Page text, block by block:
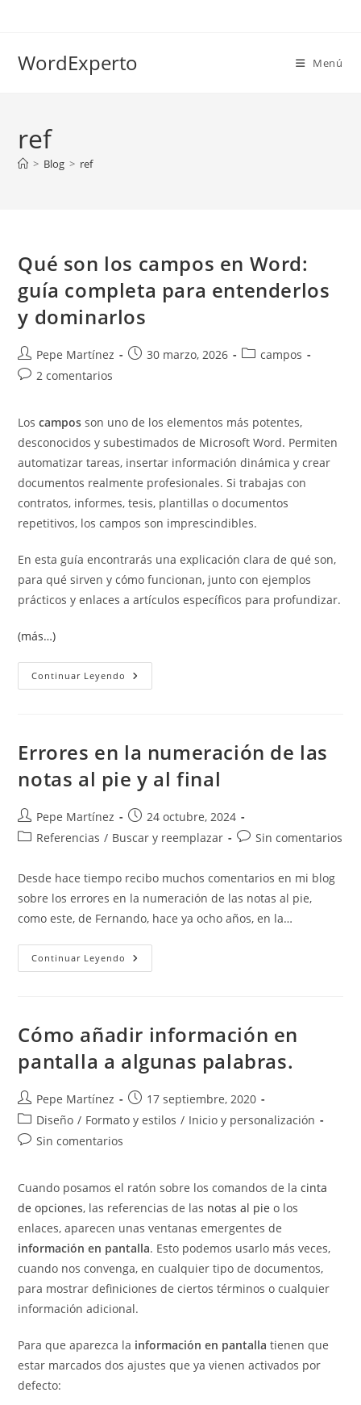
WordExperto Menú
ref
> Blog > ref
Qué son los campos en Word:
guía completa para entenderlos
y dominarlos
Autor
de
Pepe Martínez
Publicación
30 marzo, 2026
Categoría
campos
Comentarios
entrada:
2 comentarios
Loscampos son uno de los elementos más potentes,
desconocidos y subestimados de Microsoft Word. Permiten
automatizar tareas, insertar información dinámica y crear
documentos realmente profesionales. Si trabajas con
contratos, informes, tesis, plantillas o documentos
repetitivos, los campos son imprescindibles.
En esta guía encontrarás una explicación clara de qué son,
para qué sirven y cómo funcionan, junto con ejemplos
prácticos y enlaces a artículos específicos para profundizar.
(más…)
Continuar Leyendo Qué
Son
Guía
Completa
Entenderlos
Y
Errores en la numeración de las
notas al pie y al final
Autor
de
Pepe Martínez
Publicación
de
24 octubre, 2024
Categoría
la
entrada:
Referencias / Buscar y reemplazar
Comentarios
la
entrada:
Sin comentarios
Desde hace tiempo recibo muchos comentarios en mi blog
sobre los errores en la numeración de las notas al pie,
como este, de Fernando, hace ya ocho años, en la…
Continuar Leyendo Errores
En
Notas
Al
Y
Al
Cómo añadir información en
pantalla a algunas palabras.
Autor
de
la
entrada:
Pepe Martínez
Publicación
de
la
17 septiembre, 2020
Categoría
de
Diseño / Formato y estilos / Inicio y personalización
Comentarios
entrada:
Sin comentarios
Cuando posamos el ratón sobre los comandos de lacinta
de opciones, las referencias de las notas al pie o los
enlaces, aparecen unas ventanas emergentes de
información en pantalla. Esto podemos usarlo más veces,
cuando nos convenga, en cualquier tipo de documentos,
para mostrar definiciones de ciertos términos o cualquier
información adicional.
Para que aparezca la información en pantalla tienen que
estar marcados dos ajustes que ya vienen activados por
defecto: